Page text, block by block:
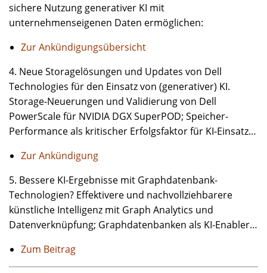
sichere Nutzung generativer KI mit
unternehmenseigenen Daten ermöglichen:
Zur Ankündigungsübersicht
4. Neue Storagelösungen und Updates von Dell
Technologies für den Einsatz von (generativer) KI.
Storage-Neuerungen und Validierung von Dell
PowerScale für NVIDIA DGX SuperPOD; Speicher-
Performance als kritischer Erfolgsfaktor für KI-Einsatz…
Zur Ankündigung
5. Bessere KI-Ergebnisse mit Graphdatenbank-
Technologien? Effektivere und nachvollziehbarere
künstliche Intelligenz mit Graph Analytics und
Datenverknüpfung; Graphdatenbanken als KI-Enabler…
Zum Beitrag